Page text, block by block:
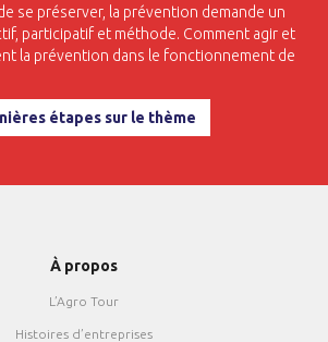
se préserver, la prévention demande un
participatif et méthode. Comment agir et
la prévention dans le fonctionnement de
étapes sur le thème
À propos
L’Agro Tour
Histoires d’entreprises